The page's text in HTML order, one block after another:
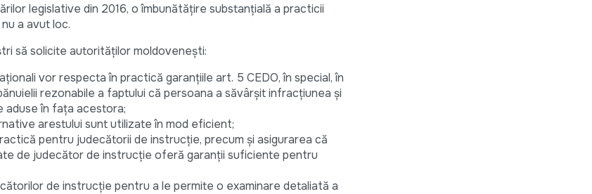
legislative din 2016, o îmbunătățire substanțială a practicii
a avut loc.
să solicite autorităților moldovenești:
vor respecta în practică garanțiile art. 5 CEDO, în special, în
rezonabile a faptului că persoana a săvârșit infracțiunea și
în fața acestora;
arestului sunt utilizate în mod eficient;
pentru judecătorii de instrucție, precum și asigurarea că
de judecător de instrucție oferă garanții suficiente pentru
de instrucție pentru a le permite o examinare detaliată a